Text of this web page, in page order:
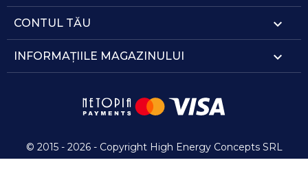
CONTUL TĂU 
INFORMAȚIILE MAGAZINULUI keyboard_arrow_down
© 2015 - 2026 - Copyright High Energy Concepts SRL